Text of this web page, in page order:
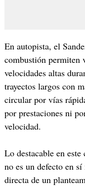
En autopista, el
combustión permiten
velocidades altas
trayectos largos con
circular por vías
por prestaciones ni
velocidad.
Lo destacable en
no es un defecto en
directa de un